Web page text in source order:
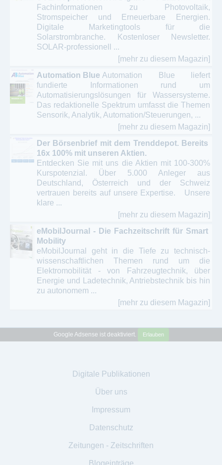
Fachinformationen zu Photovoltaik,
Stromspeicher und Erneuerbare Energien.
Digitale Marketingtools für die
Solarstrombranche. Kostenloser Newsletter.
SOLAR-professionell ...
[mehr zu diesem Magazin]
Automation Blue Automation Blue liefert
fundierte Informationen rund um
Automatisierungslösungen für Wassersysteme.
Das redaktionelle Spektrum umfasst die Themen
Sensorik, Analytik, Automation/Steuerungen, ...
[mehr zu diesem Magazin]
Der Börsenbrief mit dem Trenddepot. Bereits
16x 100% mit unseren Aktien.
Entdecken Sie mit uns die Aktien mit 100-300%
Kurspotenzial. Über 5.000 Anleger aus
Deutschland, Österreich und der Schweiz
vertrauen bereits auf unsere Expertise. Unsere
klare ...
[mehr zu diesem Magazin]
eMobilJournal - Die Fachzeitschrift für Smart
Mobility
eMobilJournal geht in die Tiefe zu technisch-
wissenschaftlichen Themen rund um die
Elektromobilität - von Fahrzeugtechnik, über
Energie und Ladetechnik, Antriebstechnik bis hin
zu autonomem ...
[mehr zu diesem Magazin]
Google Adsense ist deaktiviert. Erlauben
Digitale Publikationen
Über uns
Impressum
Datenschutz
Zeitungen - Zeitschriften
Blogeinträge